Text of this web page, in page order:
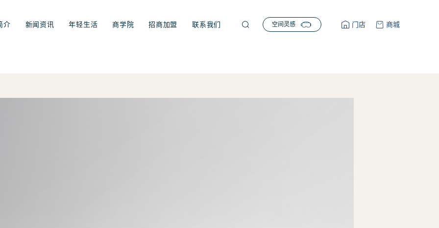
介 新闻资讯 年轻生活 商学院 招商加盟 联系我们 空间灵感  门店  商城